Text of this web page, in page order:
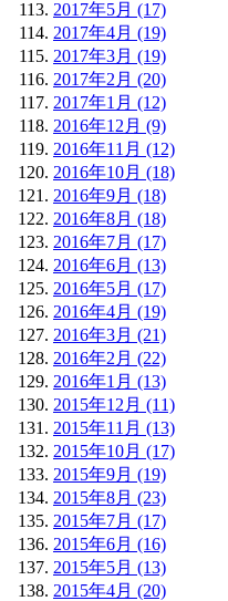
2017年5月 (17)
2017年4月 (19)
2017年3月 (19)
2017年2月 (20)
2017年1月 (12)
2016年12月 (9)
2016年11月 (12)
2016年10月 (18)
2016年9月 (18)
2016年8月 (18)
2016年7月 (17)
2016年6月 (13)
2016年5月 (17)
2016年4月 (19)
2016年3月 (21)
2016年2月 (22)
2016年1月 (13)
2015年12月 (11)
2015年11月 (13)
2015年10月 (17)
2015年9月 (19)
2015年8月 (23)
2015年7月 (17)
2015年6月 (16)
2015年5月 (13)
2015年4月 (20)